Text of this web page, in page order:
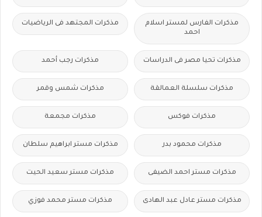
مذكرات الفارس لمستر اسلام
احمد
مذكرات المجتهد فى الرياضيات
مذكرات تحيا مصر فى الدراسات مذكرات رجب أحمد
مذكرات سلسلة العمالقة مذكرات شمس وقمر
مذكرات فوكس مذكرات مجمعة
مذكرات محمود بدر مذكرات مستر ابراهيم سلطان
مذكرات مستر احمد الضيفى مذكرات مستر سعيد الحيت
مذكرات مستر عادل عبد الهادى مذكرات مستر محمد فوزي